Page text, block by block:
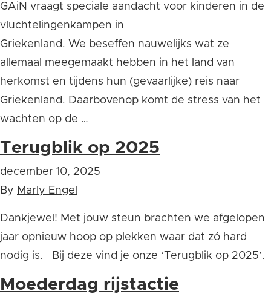
GAiN vraagt speciale aandacht voor kinderen in de
vluchtelingenkampen in
Griekenland. We beseffen nauwelijks wat ze
allemaal meegemaakt hebben in het land van
herkomst en tijdens hun (gevaarlijke) reis naar
Griekenland. Daarbovenop komt de stress van het
wachten op de …
Terugblik op 2025
december 10, 2025
By Marly Engel
Dankjewel! Met jouw steun brachten we afgelopen
jaar opnieuw hoop op plekken waar dat zó hard
nodig is. Bij deze vind je onze ‘Terugblik op 2025’.
Moederdag rijstactie